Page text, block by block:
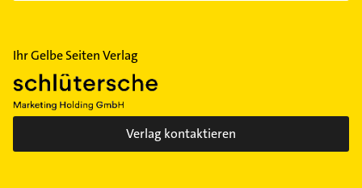
Ihr Gelbe Seiten Verlag
Verlag kontaktieren